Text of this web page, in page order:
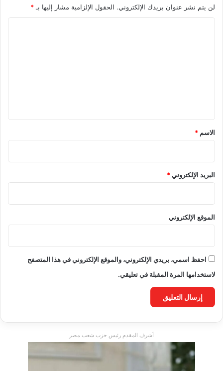
لن يتم نشر عنوان بريدك الإلكتروني. الحقول الإلزامية مشار إليها بـ *
*
الاسم *
البريد الإلكتروني*
الموقع الإلكتروني
احفظ اسمي، بريدي الإلكتروني، والموقع الإلكتروني في هذا المتصفح
لاستخدامها المرة المقبلة في تعليقي.
أشرف المقدم رئيس حزب شعب مصر